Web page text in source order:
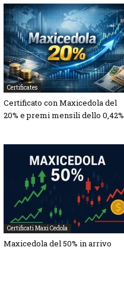
Certificates
Certificato con Maxicedola del
20% e premi mensili dello 0,42%
Certificati Maxi Cedola
Maxicedola del 50% in arrivo